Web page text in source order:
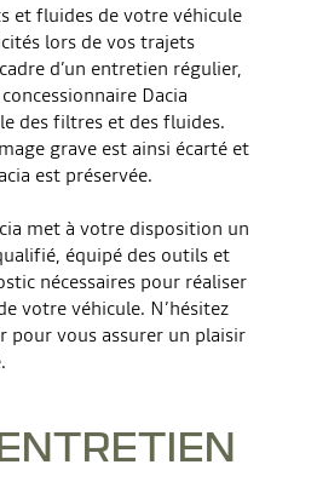
et fluides de votre véhicule
lors de vos trajets
d’un entretien régulier,
Dacia
des filtres et des fluides.
grave est ainsi écarté et
est préservée.
met à votre disposition un
équipé des outils et
nécessaires pour réaliser
votre véhicule. N’hésitez
pour vous assurer un plaisir